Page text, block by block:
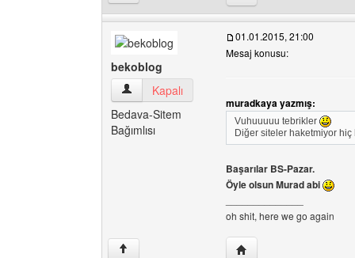
bekoblog
bekoblog Kullanıcının profilini görüntüle
Kapalı
Bedava-Sitem
Bağımlısı
01.01.2015, 21:00
Mesaj konusu:
muradkaya yazmış:
Vuhuuuuu tebrikler
Diğer siteler haketmiyor
Başarılar BS-Pazar.
Öyle olsun Murad abi
oh shit, here we go again
↑ Yazarın web sitesini